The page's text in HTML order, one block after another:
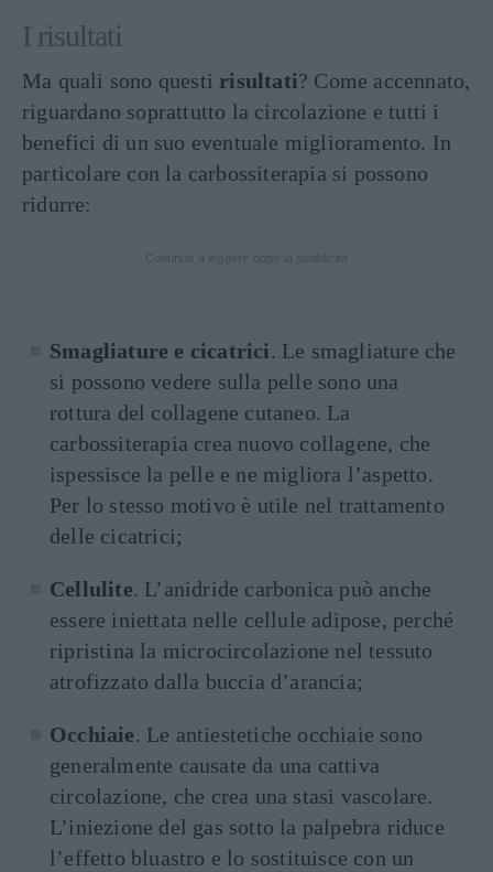
I risultati
Ma quali sono questi risultati? Come accennato,
riguardano soprattutto la circolazione e tutti i
benefici di un suo eventuale miglioramento. In
particolare con la carbossiterapia si possono
ridurre:
Smagliature e cicatrici. Le smagliature che
si possono vedere sulla pelle sono una
rottura del collagene cutaneo. La
carbossiterapia crea nuovo collagene, che
ispessisce la pelle e ne migliora l’aspetto.
Per lo stesso motivo è utile nel trattamento
delle cicatrici;
Cellulite. L’anidride carbonica può anche
essere iniettata nelle cellule adipose, perché
ripristina la microcircolazione nel tessuto
atrofizzato dalla buccia d’arancia;
Occhiaie. Le antiestetiche occhiaie sono
generalmente causate da una cattiva
circolazione, che crea una stasi vascolare.
L’iniezione del gas sotto la palpebra riduce
l’effetto bluastro e lo sostituisce con un